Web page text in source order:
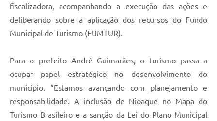
fiscalizadora, acompanhando a execução das ações e
deliberando sobre a aplicação dos recursos do Fundo
Municipal de Turismo (FUMTUR).
Para o prefeito André Guimarães, o turismo passa a
ocupar papel estratégico no desenvolvimento do
município. “Estamos avançando com planejamento e
responsabilidade. A inclusão de Nioaque no Mapa do
Turismo Brasileiro e a sanção da Lei do Plano Municipal